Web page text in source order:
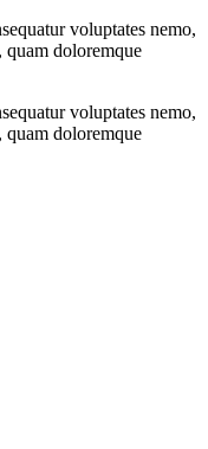
voluptates nemo,
quam doloremque
voluptates nemo,
quam doloremque